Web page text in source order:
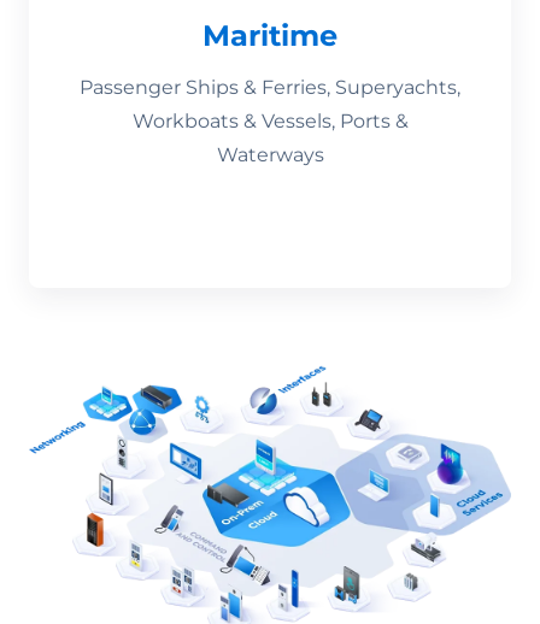
Maritime
Passenger Ships & Ferries, Superyachts,
Workboats & Vessels, Ports &
Waterways